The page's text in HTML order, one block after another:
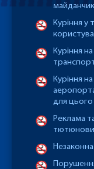
Куріння у
Куріння
Куріння
для цього
Реклама